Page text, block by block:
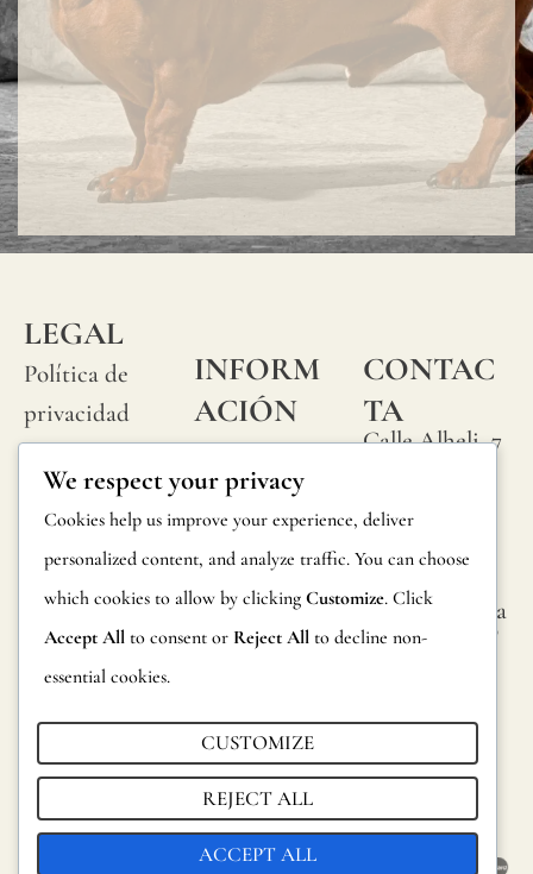
LEGAL
Política de
privacidad
Política de
cookies
Condiciones
generales
Aviso legal
INFORM
ACIÓN
Preguntas
frecuentes
Información
productos
Catalogo para
distribuidores
Sostenibilidad
CONTAC
TA
Calle Alheli, 7
de la Victoria
Málaga,
España
hola@jamesma
lonefabrics.co
m
Fabrics,
2021
We respect your privacy
Cookies help us improve your experience, deliver
personalized content, and analyze traffic. You can choose
which cookies to allow by clicking Customize. Click
Accept All to consent or Reject All to decline non-
essential cookies.
CUSTOMIZE
REJECT ALL
ACCEPT ALL